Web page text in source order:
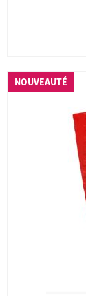
NOUVEAUTÉ